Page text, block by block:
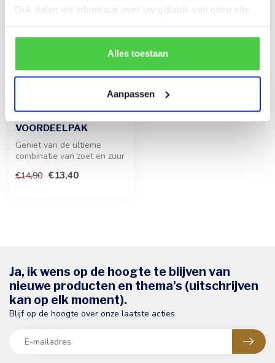
Ook delen we informatie over uw gebruik van onze site
rekening mee dat als je bepaalde cookies blokkeert, het
de correcte werking van de website kan verstoren.
Alles toestaan
Aanpassen
HARIBO
VOORDEELPAK
Geniet van de ultieme
combinatie van zoet en zuur
E...
€14,90 €13,40
Ja, ik wens op de hoogte te blijven van
nieuwe producten en thema's (uitschrijven
kan op elk moment).
Blijf op de hoogte over onze laatste acties